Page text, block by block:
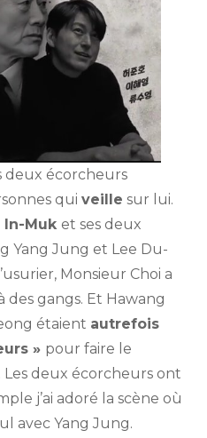
deux écorcheurs
qui veille sur lui.
In-Muk et ses deux
Yang Jung et Lee Du-
Monsieur Choi a
gangs. Et Hawang
étaient autrefois
» pour faire le
Les deux écorcheurs ont
j’ai adoré la scène où
avec Yang Jung.